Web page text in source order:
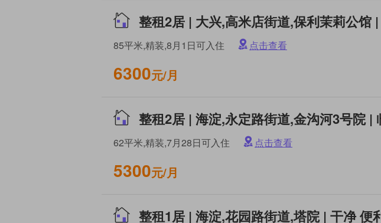
85平米,精装,8月1日可入住 点击查看
6300元/月
62平米,精装,7月28日可入住 点击查看
5300元/月
整租1居 | 海淀,花园路街道,塔院 | 干净 便